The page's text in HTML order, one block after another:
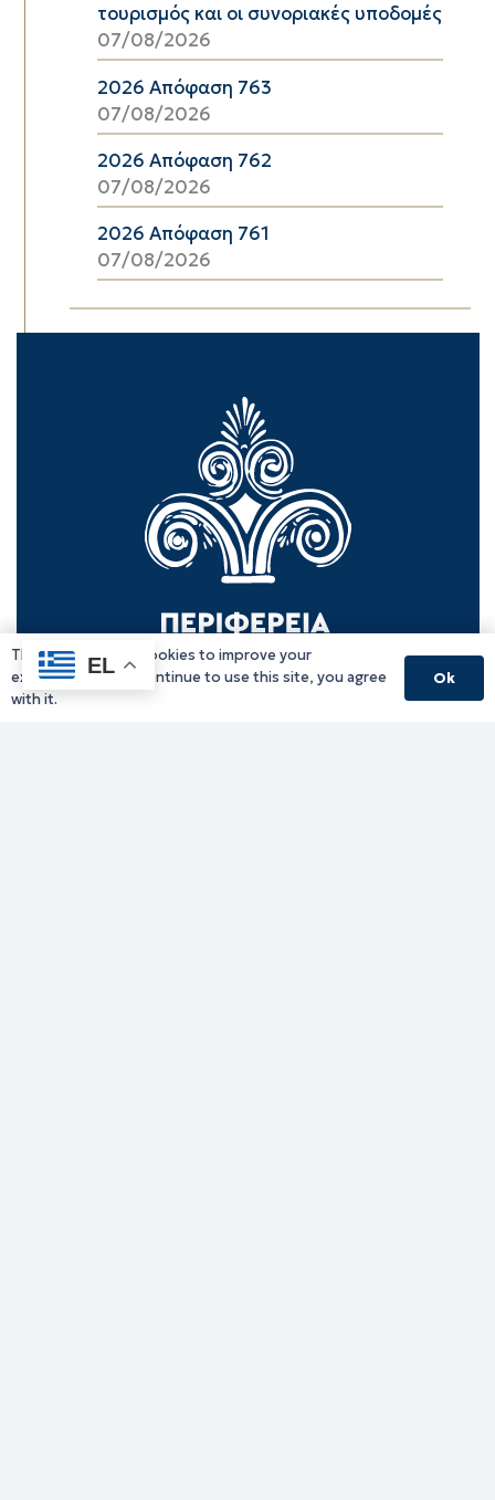
τουρισμός και οι συνοριακές υποδομές
07/08/2026
2026 Απόφαση 763
07/08/2026
2026 Απόφαση 762
07/08/2026
2026 Απόφαση 761
07/08/2026
EL
This website uses cookies to improve your
experience. If you continue to use this site, you agree
with it.
Ok